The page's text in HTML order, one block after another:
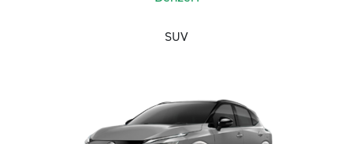
SUV